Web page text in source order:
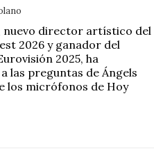
nuevo director artístico del
2026 y ganador del
2025, ha
las preguntas de Ángels
los micrófonos de Hoy